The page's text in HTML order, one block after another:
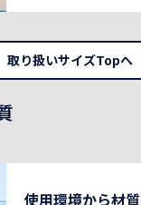
取り扱いサイズTopへ
使用環境から材質